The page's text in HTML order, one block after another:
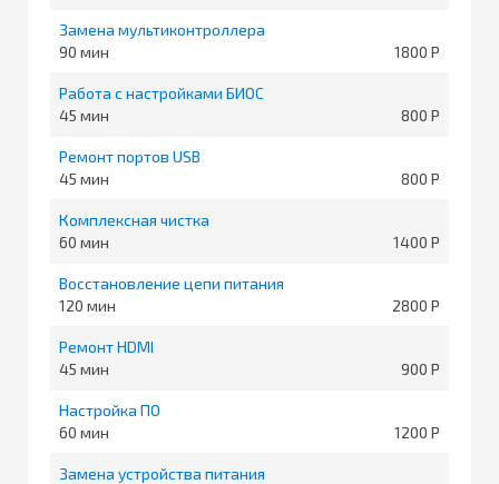
Замена мультиконтроллера
90
1800
Работа с настройками БИОС
45
800
Ремонт портов USB
45
800
Комплексная чистка
60
1400
Восстановление цепи питания
120
2800
Ремонт HDMI
45
900
Настройка ПО
60
1200
Замена устройства питания